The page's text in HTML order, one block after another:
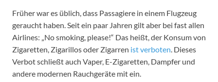
Früher war es üblich, dass Passagiere in einem Flugzeug
geraucht haben. Seit ein paar Jahren gilt aber bei fast allen
Airlines: „No smoking, please!“ Das heißt, der Konsum von
Zigaretten, Zigarillos oder Zigarren ist verboten. Dieses
Verbot schließt auch Vaper, E-Zigaretten, Dampfer und
andere modernen Rauchgeräte mit ein.